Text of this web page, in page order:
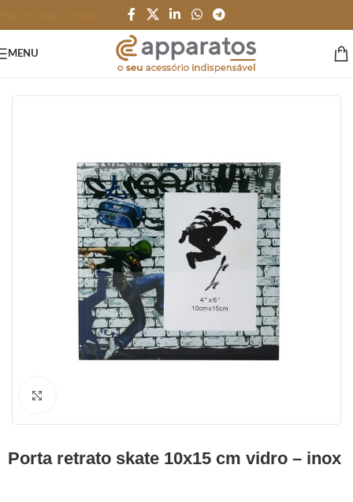
MENU
ESCRITÓRIO e PAPELARIA
porta retrato skate 10x15 cm vidro – inox